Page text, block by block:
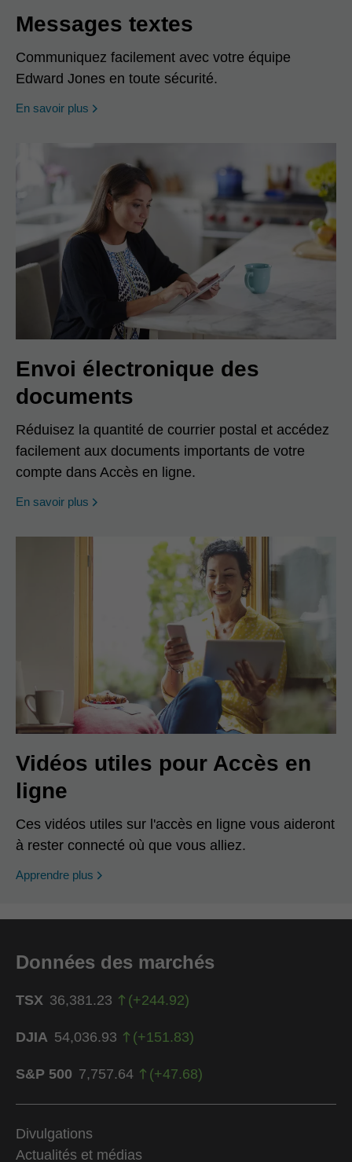
Messages textes
Communiquez facilement avec votre équipe
Edward Jones en toute sécurité.
En savoir plus
Envoi électronique des
documents
Réduisez la quantité de courrier postal et accédez
facilement aux documents importants de votre
compte dans Accès en ligne.
En savoir plus
Vidéos utiles pour Accès en
ligne
Ces vidéos utiles sur l'accès en ligne vous aideront
à rester connecté où que vous alliez.
Apprendre plus
Données des marchés
TSX 36,381.23 (+244.92)
DJIA 54,036.93 (+151.83)
S&P 500 7,757.64 (+47.68)
Divulgations
Actualités et médias